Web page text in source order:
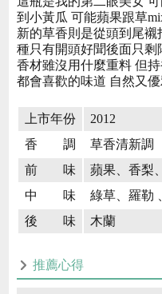
到小黃瓜 可能蘋果跟草
新的草香則是從頭到尾
種只有開頭好聞後面只
香材雖沒用什麼重料 但
都會喜歡的味道 自然又
上市年份
2012
香 調
草香清新調
前 味
蘋果、香梨
中 味
綠草、羅勒
後 味
木蘭
推薦心得